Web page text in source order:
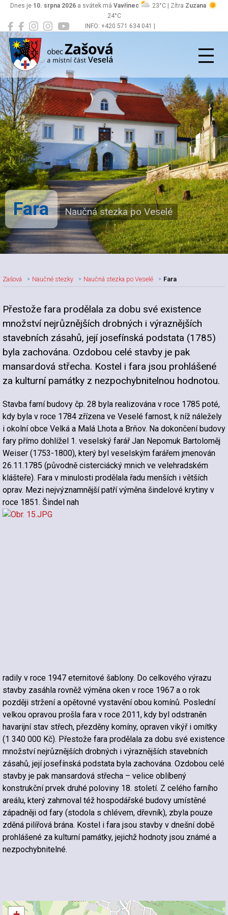
INFO: +420 571 634 041 |
Dnes je 10. srpna 2026 a svátek má Vavřinec 23°C | Zítra Zuzana
24°C
Zašová
Fara Naučná stezka po Veselé
Zašová Naučné stezky Naučná stezka po Veselé Fara
Přestože fara prodělala za dobu své existence
množství nejrůznějších drobných i výraznějších
stavebních zásahů, její josefínská podstata (1785)
byla zachována. Ozdobou celé stavby je pak
mansardová střecha. Kostel i fara jsou prohlášené
za kulturní památky z nezpochybnitelnou hodnotou.
Stavba farní budovy čp. 28 byla realizována v roce 1785 poté,
kdy byla v roce 1784 zřízena ve Veselé farnost, k níž náležely
i okolní obce Velká a Malá Lhota a Brňov. Na dokončení budovy
fary přímo dohlížel 1. veselský farář Jan Nepomuk Bartoloměj
Weiser (1753-1800), který byl veselským farářem jmenován
26.11.1785 (původně cisterciácký mnich ve velehradském
klášteře). Fara v minulosti prodělala řadu menších i větších
oprav. Mezi nejvýznamnější patří výměna šindelové krytiny v
roce 1851. Šindel nah
radily v roce 1947 eternitové šablony. Do celkového výrazu
stavby zasáhla rovněž výměna oken v roce 1967 a o rok
později stržení a opětovné vystavění obou komínů. Poslední
velkou opravou prošla fara v roce 2011, kdy byl odstraněn
havarijní stav střech, přezděny komíny, opraven vikýř i omítky
(1 340 000 Kč). Přestože fara prodělala za dobu své existence
množství nejrůznějších drobných i výraznějších stavebních
zásahů, její josefínská podstata byla zachována. Ozdobou celé
stavby je pak mansardová střecha – velice oblíbený
konstrukční prvek druhé poloviny 18. století. Z celého farního
areálu, který zahrnoval též hospodářské budovy umístěné
západněji od fary (stodola s chlévem, dřevník), zbyla pouze
zděná pilířová brána. Kostel i fara jsou stavby v dnešní době
prohlášené za kulturní památky, jejichž hodnoty jsou známé a
nezpochybnitelné.